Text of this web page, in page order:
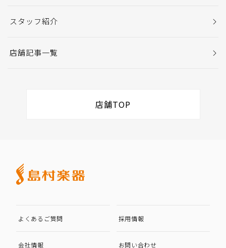
スタッフ紹介
店舗記事一覧
店舗TOP
よくあるご質問 採用情報
会社情報 お問い合わせ